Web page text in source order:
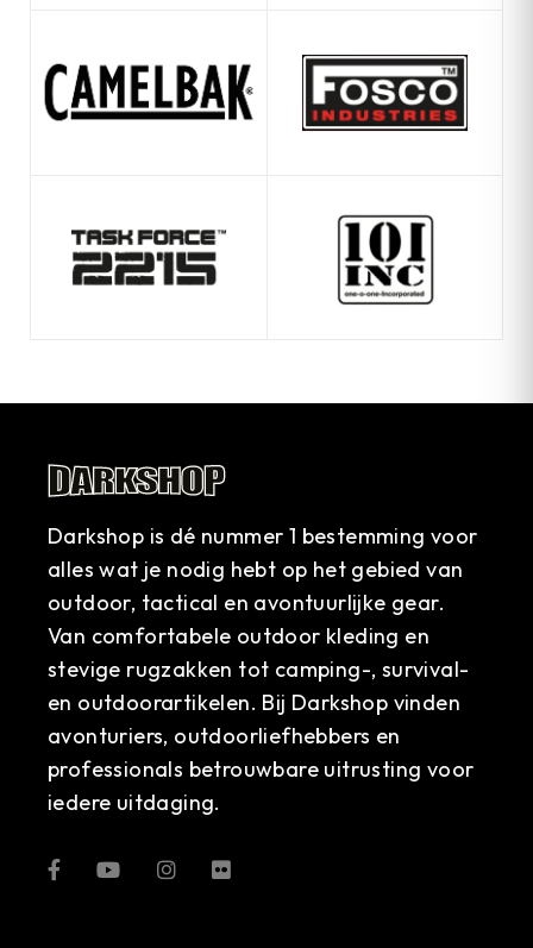
Darkshop is dé nummer 1 bestemming voor
alles wat je nodig hebt op het gebied van
outdoor, tactical en avontuurlijke gear.
Van comfortabele outdoor kleding en
stevige rugzakken tot camping-, survival-
en outdoorartikelen. Bij Darkshop vinden
avonturiers, outdoorliefhebbers en
professionals betrouwbare uitrusting voor
iedere uitdaging.